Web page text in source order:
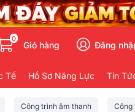
0
Giỏ hàng Đăng
Tế Hồ Sơ Năng Lực Tin
Công trình âm thanh
Công